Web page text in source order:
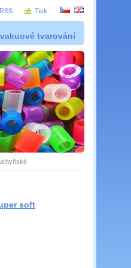
tvarování
soft
RSS Tisk